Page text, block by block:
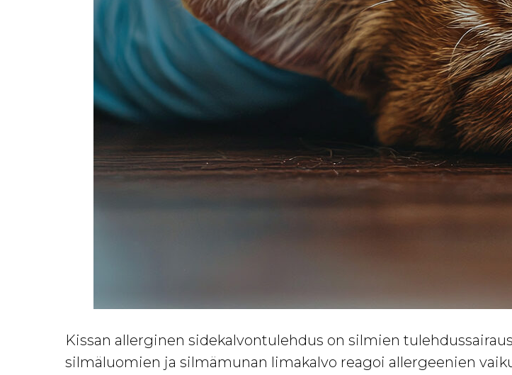
Kissan allerginen sidekalvontulehdus on silmien
silmäluomien ja silmämunan limakalvo reagoi allergeenien